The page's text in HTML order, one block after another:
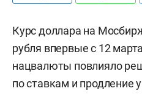
Курс доллара на
рубля впервые с 12
нацвалюты повлияло
по ставкам и продление